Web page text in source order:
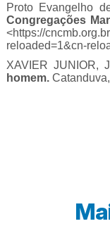
Proto Evangelho
Congregações
<https://
reloaded=1&cn-
XAVIER JUNIOR,
homem.